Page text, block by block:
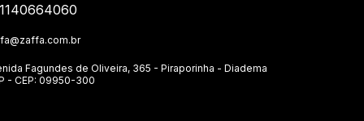
Fagundes de Oliveira, 365 - Piraporinha - Diadema
- CEP: 09950-300